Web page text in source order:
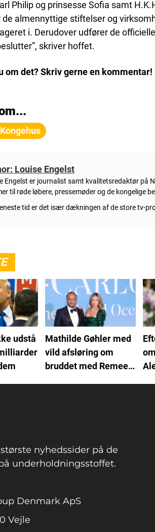
Philip og prinsesse Sofia samt
almennyttige stiftelser og
i. Derudover udfører de
skriver hoffet.
om det? Skriv gerne en kommentar!
Louise Engelst
Engelst er journalist samt kvalitetsredaktør på
til røde løbere, pressemøder og de kongelige
tid er det især dækningen af de store tv-
udstå
Mathilde Gøhler med
vild afsløring om
bruddet med Remee:
nyhedssider på de
underholdningsstoffet.
Denmark ApS
Vejle